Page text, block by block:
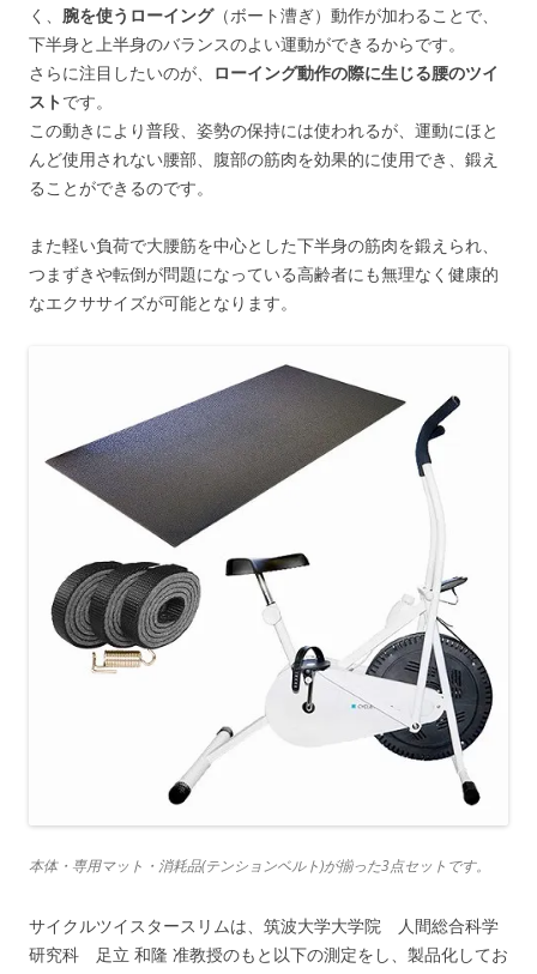
く、 腕を使うローイング（ボート漕ぎ）動作が加わることで、
下半身と上半身のバランスのよい運動ができるからです。
さらに注目したいのが、
ローイング動作の際に生じる腰のツイ
スト です。
この動きにより普段、姿勢の保持には使われるが、運動にほと
んど使用されない腰部、腹部の筋肉を効果的に使用でき、鍛え
ることができるのです。
また軽い負荷で大腰筋を中心とした下半身の筋肉を鍛えられ、
つまずきや転倒が問題になっている高齢者にも無理なく健康的
なエクササイズが可能となります。
本体・専用マット・消耗品(テンションベルト)が揃った3点セットです。
サイクルツイスタースリムは、筑波大学大学院 人間総合科学
研究科 足立 和隆 准教授のもと以下の測定をし、製品化してお